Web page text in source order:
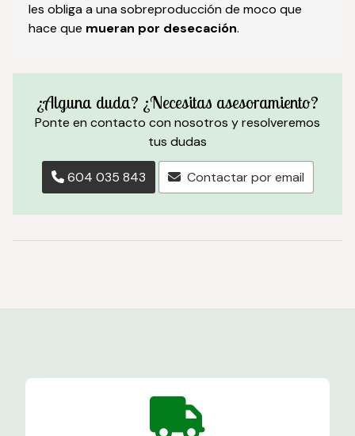
les obliga a una sobreproducción de moco que
hace que mueran por desecación.
¿Alguna duda? ¿Necesitas asesoramiento?
Ponte en contacto con nosotros y resolveremos
tus dudas
604 035 843 Contactar por email